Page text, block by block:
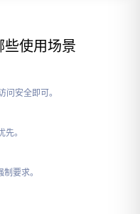
些使用场景
问安全即可。
。
要求。